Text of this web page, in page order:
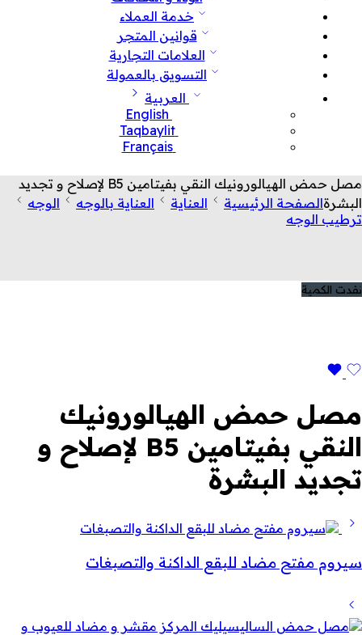
خدمة العملاء
قوانين المتجر
العلامات التجارية
التسويق بالعمولة
العربية
English
Taqbaylit
Français
مصل حمض الهيالورونيك النقي بفيتامين B5 لإصلاح و تجديد
البشرةالصفحة الرئيسية العناية العناية بالوجه
الوجه
ترطيب الوجه
نفدت الكمية
مصل حمض الهيالورونيك
النقي بفيتامين B5 لإصلاح و
تجديد البشرة
سيروم مفتح مضاد للبقع الداكنة والتصبغات